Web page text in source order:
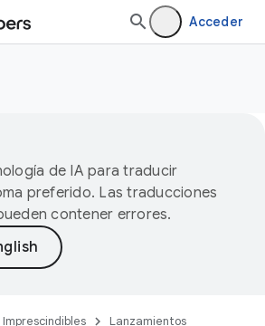
Acceder
de IA para traducir
preferido. Las traducciones
contener errores.
Imprescindibles Lanzamientos